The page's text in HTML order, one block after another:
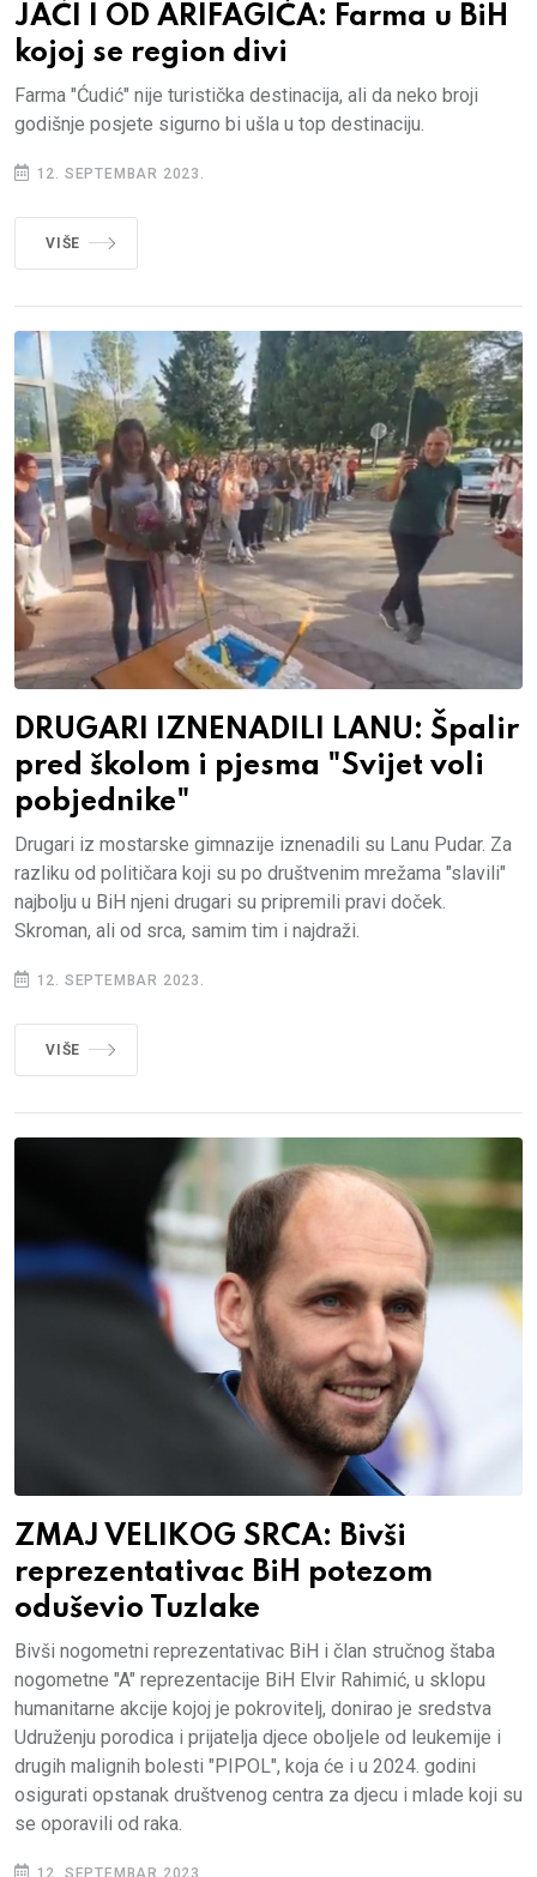
JAČI I OD ARIFAGIĆA: Farma u BiH
kojoj se region divi
Farma "Ćudić" nije turistička destinacija, ali da neko broji
godišnje posjete sigurno bi ušla u top destinaciju.
12. SEPTEMBAR 2023.
VIŠE
DRUGARI IZNENADILI LANU: Špalir
pred školom i pjesma "Svijet voli
pobjednike"
Drugari iz mostarske gimnazije iznenadili su Lanu Pudar. Za
razliku od političara koji su po društvenim mrežama "slavili"
najbolju u BiH njeni drugari su pripremili pravi doček.
Skroman, ali od srca, samim tim i najdraži.
12. SEPTEMBAR 2023.
VIŠE
ZMAJ VELIKOG SRCA: Bivši
reprezentativac BiH potezom
oduševio Tuzlake
Bivši nogometni reprezentativac BiH i član stručnog štaba
nogometne "A" reprezentacije BiH Elvir Rahimić, u sklopu
humanitarne akcije kojoj je pokrovitelj, donirao je sredstva
Udruženju porodica i prijatelja djece oboljele od leukemije i
drugih malignih bolesti "PIPOL", koja će i u 2024. godini
osigurati opstanak društvenog centra za djecu i mlade koji su
se oporavili od raka.
12. SEPTEMBAR 2023.